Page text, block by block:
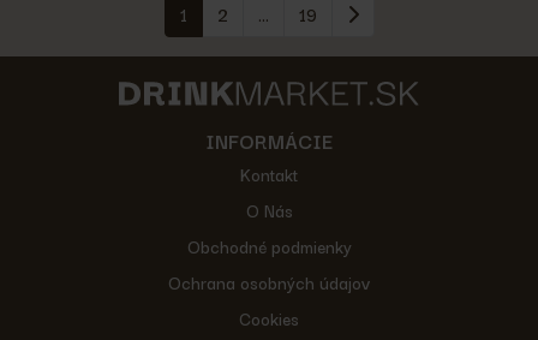
1 2 ... 19
INFORMÁCIE
Kontakt
O Nás
Obchodné podmienky
Ochrana osobných údajov
Cookies